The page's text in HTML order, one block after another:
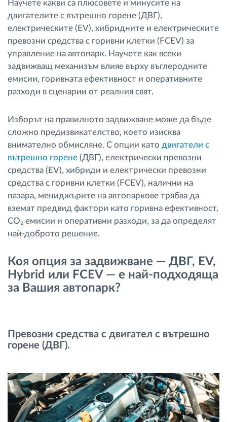
Планиране на маршрути и мониторинг
Автоматична идентификация на шофьора
Разберете за всички функционалности
Как отговаряме на нуждите на всяка
флота
Калкулатор за спестявания
Научете какви са плюсовете и минусите на
двигателите с вътрешно горене (ДВГ),
електрическите (EV), хибридните и електрическите
превозни средства с горивни клетки (FCEV) за
управление на автопарк. Научете как всеки
задвижващ механизъм влияе върху въглеродните
емисии, горивната ефективност и оперативните
разходи в сценарии от реалния свят.
Изборът на правилното задвижване може да бъде
сложно предизвикателство, което изисква
внимателно обмисляне. С опции като двигатели с
вътрешно горене (ДВГ), електрически превозни
средства (EV), хибриди и електрически превозни
средства с горивни клетки (FCEV), налични на
пазара, мениджърите на автопаркове трябва да
вземат предвид фактори като горивна ефективност,
CO₂ емисии и оперативни разходи, за да определят
най-доброто решение.
Коя опция за задвижване — ДВГ, EV,
Hybrid или FCEV — е най-подходяща
за Вашия автопарк?
Превозни средства с двигател с вътрешно
горене (ДВГ).